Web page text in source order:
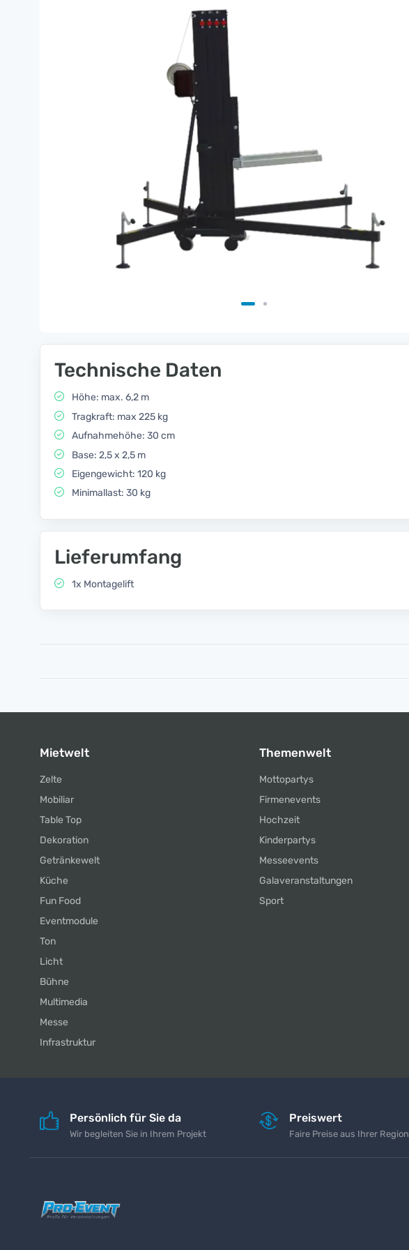
Technische Daten
Höhe: max. 6,2 m
Tragkraft: max 225 kg
Aufnahmehöhe: 30 cm
Base: 2,5 x 2,5 m
Eigengewicht: 120 kg
Minimallast: 30 kg
Lieferumfang
1x Montagelift
Mietwelt
Zelte
Mobiliar
Table Top
Dekoration
Getränkewelt
Küche
Fun Food
Eventmodule
Ton
Licht
Bühne
Multimedia
Messe
Infrastruktur
Themenwelt
Mottopartys
Firmenevents
Hochzeit
Kinderpartys
Messeevents
Galaveranstaltungen
Sport
Persönlich für Sie da
Wir begleiten Sie in Ihrem Projekt
Preiswert
Faire Preise aus Ihrer Region